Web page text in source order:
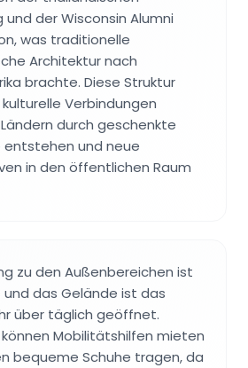
und der Wisconsin Alumni
was traditionelle
Architektur nach
brachte. Diese Struktur
Verbindungen
durch geschenkte
entstehen und neue
in den öffentlichen Raum
zu den Außenbereichen ist
das Gelände ist das
über täglich geöffnet.
Mobilitätshilfen mieten
bequeme Schuhe tragen, da